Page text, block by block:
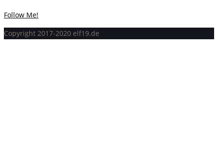
Follow Me!
Copyright 2017-2020 elf19.de